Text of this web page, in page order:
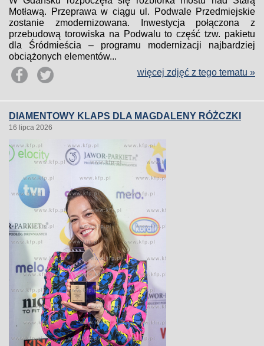
Motławą. Przeprawa w ciągu ul. Podwale Przedmiejskie
zostanie zmodernizowana. Inwestycja połączona z
przebudową torowiska na Podwalu to część tzw. pakietu
dla Śródmieścia – programu modernizacji najbardziej
obciążonych elementów...
więcej zdjęć z tego tematu »
DIAMENTOWY KLAPS DLA MAGDALENY RÓŻCZKI
16 lipca 2026